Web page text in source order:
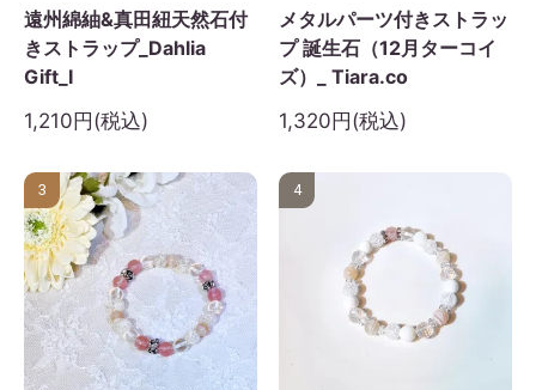
遠州綿紬&真田紐天然石付
きストラップ_Dahlia
Gift_I
1,210円(税込)
メタルパーツ付きストラッ
プ 誕生石（12月ターコイ
ズ）_ Tiara.co
1,320円(税込)
3 4